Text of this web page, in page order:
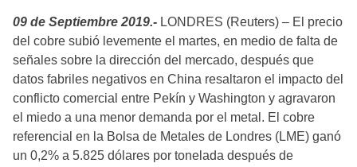
09 de Septiembre 2019.- LONDRES (Reuters) – El precio
del cobre subió levemente el martes, en medio de falta de
señales sobre la dirección del mercado, después que
datos fabriles negativos en China resaltaron el impacto del
conflicto comercial entre Pekín y Washington y agravaron
el miedo a una menor demanda por el metal. El cobre
referencial en la Bolsa de Metales de Londres (LME) ganó
un 0,2% a 5.825 dólares por tonelada después de